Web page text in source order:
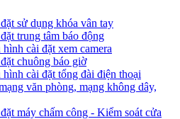
sử dụng khóa vân tay
trung tâm báo động
cài đặt xem camera
chuông báo giờ
cài đặt tổng đài điện thoại
văn phòng, mạng không dây,
máy chấm công - Kiểm soát cửa